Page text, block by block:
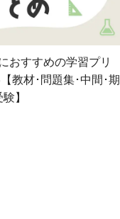
おすすめの学習プリ
教材･問題集･中間･期
】